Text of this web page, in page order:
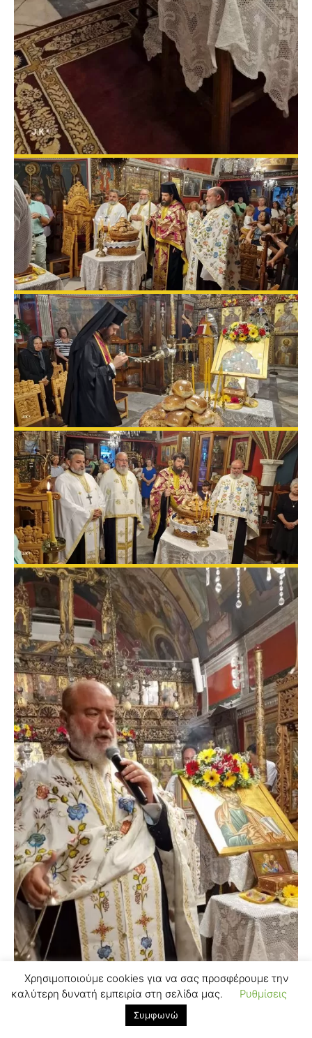
Χρησιμοποιούμε cookies για να σας προσφέρουμε την
καλύτερη δυνατή εμπειρία στη σελίδα μας.
Ρυθμίσεις
Συμφωνώ